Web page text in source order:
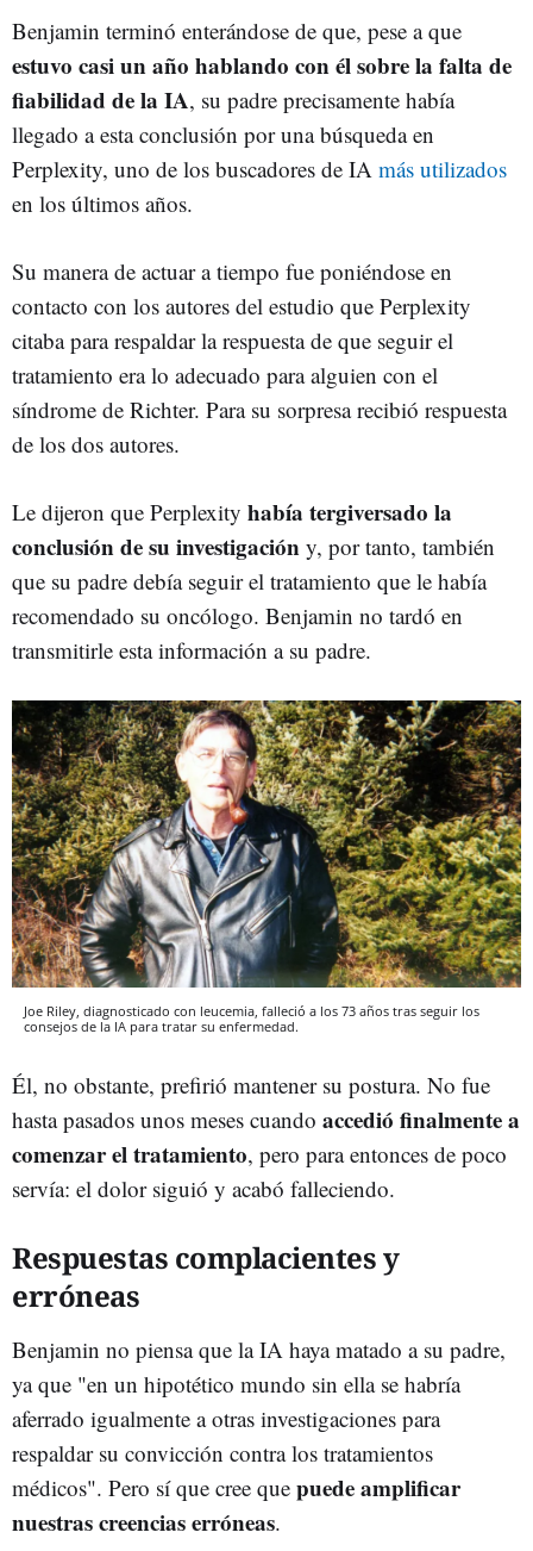
Benjamin terminó enterándose de que, pese a que
estuvo casi un año hablando con él sobre la falta de
fiabilidad de la IA, su padre precisamente había
llegado a esta conclusión por una búsqueda en
Perplexity, uno de los buscadores de IA más utilizados
en los últimos años.
Su manera de actuar a tiempo fue poniéndose en
contacto con los autores del estudio que Perplexity
citaba para respaldar la respuesta de que seguir el
tratamiento era lo adecuado para alguien con el
síndrome de Richter. Para su sorpresa recibió respuesta
de los dos autores.
Le dijeron que Perplexity había tergiversado la
conclusión de su investigación y, por tanto, también
que su padre debía seguir el tratamiento que le había
recomendado su oncólogo. Benjamin no tardó en
transmitirle esta información a su padre.
Joe Riley, diagnosticado con leucemia, falleció a los 73 años tras seguir los
consejos de la IA para tratar su enfermedad.
Él, no obstante, prefirió mantener su postura. No fue
hasta pasados unos meses cuando accedió finalmente a
comenzar el tratamiento, pero para entonces de poco
servía: el dolor siguió y acabó falleciendo.
Respuestas complacientes y
erróneas
Benjamin no piensa que la IA haya matado a su padre,
ya que "en un hipotético mundo sin ella se habría
aferrado igualmente a otras investigaciones para
respaldar su convicción contra los tratamientos
médicos". Pero sí que cree que puede amplificar
nuestras creencias erróneas.